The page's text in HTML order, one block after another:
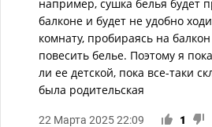
например, сушка белья будет
балконе и будет не удобно
комнату, пробираясь на
повесить белье. Поэтому я
ли ее детской, пока все-таки
была родительская
22 Марта 2025 22:09 1